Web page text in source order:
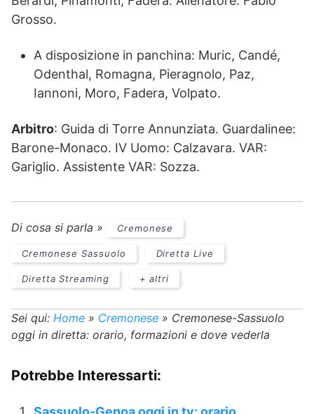
Grosso.
A disposizione in panchina: Muric, Candé,
Odenthal, Romagna, Pieragnolo, Paz,
Iannoni, Moro, Fadera, Volpato.
Arbitro: Guida di Torre Annunziata. Guardalinee:
Barone-Monaco. IV Uomo: Calzavara. VAR:
Gariglio. Assistente VAR: Sozza.
Di cosa si parla » Cremonese
Cremonese Sassuolo Diretta Live
Diretta Streaming + altri
Sei qui: Home » Cremonese » Cremonese-Sassuolo
oggi in diretta: orario, formazioni e dove vederla
Potrebbe Interessarti: